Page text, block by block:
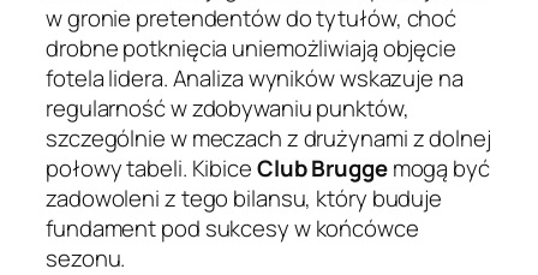
w gronie pretendentów do tytułów, choć
drobne potknięcia uniemożliwiają objęcie
fotela lidera. Analiza wyników wskazuje na
regularność w zdobywaniu punktów,
szczególnie w meczach z drużynami z dolnej
połowy tabeli. KibiceClub Bruggemogą być
zadowoleni z tego bilansu, który buduje
fundament pod sukcesy w końcówce
sezonu.